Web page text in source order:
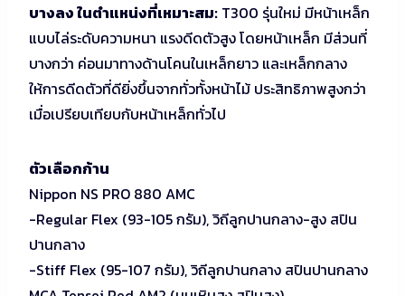
บางลง ในตำแหน่งที่เหมาะสม: T300 รุ่นใหม่ มีหน้าเหล็ก
แบบไล่ระดับความหนา แรงดีดตัวสูง โดยหน้าเหล็ก มีส่วนที่
บางกว่า ค่อนมาทางด้านโคนในเหล็กยาว และเหล็กกลาง
ให้การดีดตัวที่ดียิ่งขึ้นจากทั่วทั้งหน้าไม้ ประสิทธิภาพสูงกว่า
เมื่อเปรียบเทียบกับหน้าเหล็กทั่วไป
ตัวเลือกก้าน
Nippon NS PRO 880 AMC
-Regular Flex (93-105 กรัม), วิถีลูกปานกลาง-สูง สปิน
ปานกลาง
-Stiff Flex (95-107 กรัม), วิถีลูกปานกลาง สปินปานกลาง